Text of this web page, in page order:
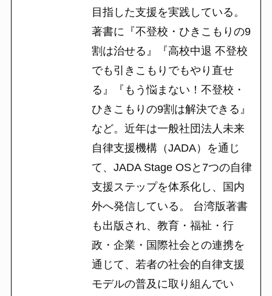
目指した支援を実践している。
著書に『不登校・ひきこもりの9
割は治せる』『高校中退 不登校
でも引きこもりでもやり直せ
る』『もう悩まない！不登校・
ひきこもりの9割は解決できる』
など。近年は一般社団法人未来
自律支援機構（JADA）を通じ
て、JADA Stage OSと7つの自律
支援ステップを体系化し、国内
外へ発信している。 台湾版著書
も出版され、教育・福祉・行
政・企業・国際社会との連携を
通じて、若者の社会的自律支援
モデルの普及に取り組んでい